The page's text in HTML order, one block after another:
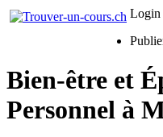
Login
Bien-être et
Personnel à